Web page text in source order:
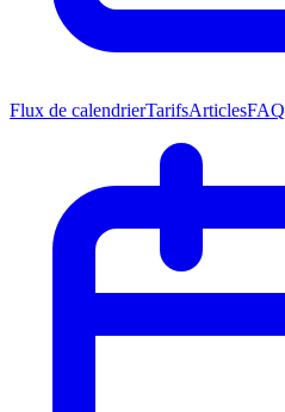
Flux de calendrierTarifsArticlesFAQ